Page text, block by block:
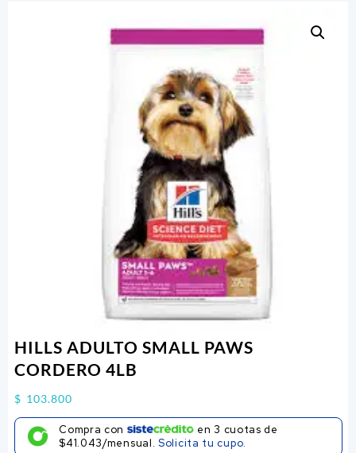
HILLS ADULTO SMALL PAWS
CORDERO 4LB
$ 103.800
Compra con en 3 cuotas de
$41.043/mensual.Solicita tu cupo.